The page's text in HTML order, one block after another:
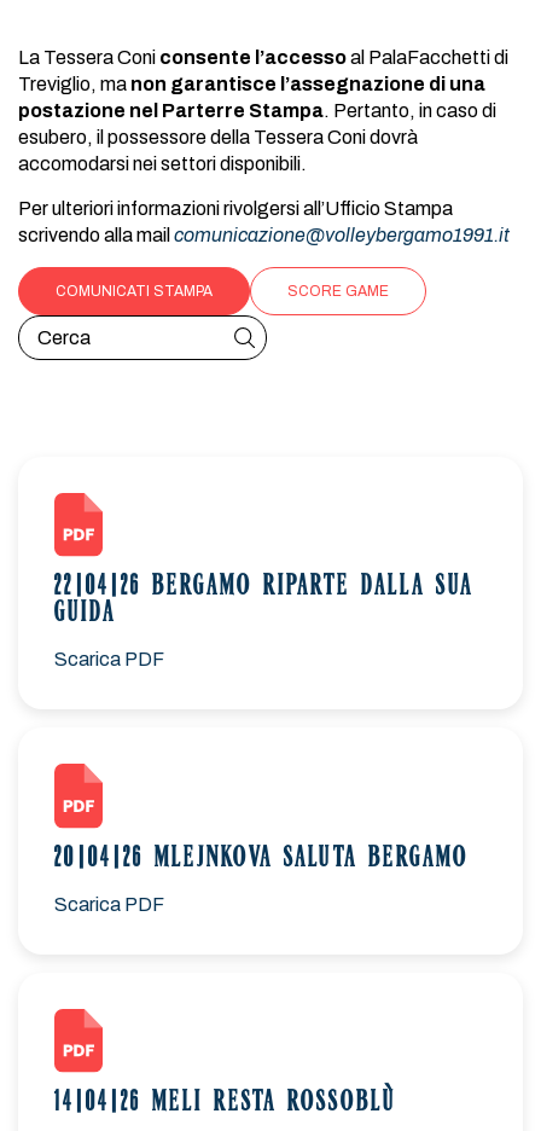
La Tessera Coni consente l’accessoal PalaFacchetti di
Treviglio, ma non garantisce l’assegnazione di una
postazione nel Parterre Stampa. Pertanto, in caso di
esubero, il possessore della Tessera Coni dovrà
accomodarsi nei settori disponibili.
Per ulteriori informazioni rivolgersi all’Ufficio Stampa
scrivendo alla mail comunicazione@volleybergamo1991.it
COMUNICATI STAMPA SCORE GAME
22|04|26 BERGAMO RIPARTE DALLA SUA
GUIDA
Scarica PDF
20|04|26 MLEJNKOVA SALUTA BERGAMO
Scarica PDF
14|04|26 MELI RESTA ROSSOBLÙ